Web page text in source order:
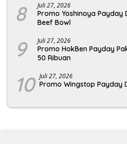
8 Juli 27, 2026
Promo Yoshinoya Payday
Beef Bowl
9 Juli 27, 2026
Promo HokBen Payday
50 Ribuan
10 Juli 27, 2026
Promo Wingstop Payday